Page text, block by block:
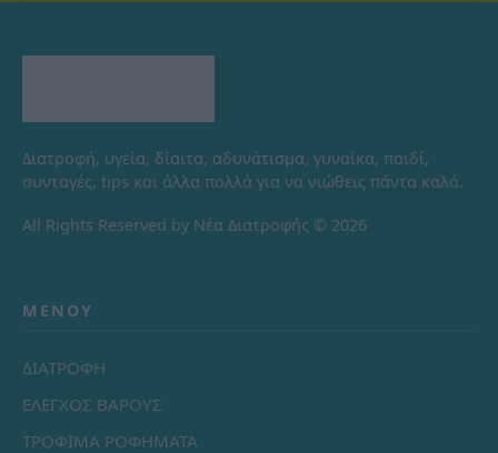
Διατροφή, υγεία, δίαιτα, αδυνάτισμα, γυναίκα, παιδί,
συνταγές, tips και άλλα πολλά για να νιώθεις πάντα καλά.
All Rights Reserved by Νέα Διατροφής © 2026
ΜΕΝΟΎ
ΔΙΑΤΡΟΦΗ
ΕΛΕΓΧΟΣ ΒΑΡΟΥΣ
ΤΡΟΦΙΜΑ ΡΟΦΗΜΑΤΑ